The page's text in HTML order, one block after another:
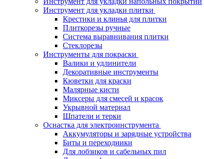
Инструмент для укладки плитки
Крестики и клинья для плитки
Плиткорезы ручные
Система выравнивания плитки
Стеклорезы
Инструменты для покраски
Валики и удлинители
Декоративные инструменты
Кюветки для краски
Малярные кисти
Миксеры для смесей и красок
Укрывной материал
Шпатели и терки
Оснастка для электроинструмента
Аккумуляторы и зарядные устройства
Биты и переходники
Для лобзиков и сабельных пил